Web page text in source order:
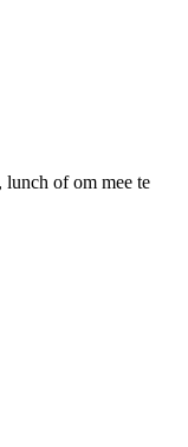
of om mee te